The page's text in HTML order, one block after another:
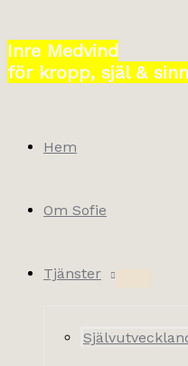
till
innehåll
Inre Medvind
för kropp, själ &
Hem
Om Sofie
Tjänster